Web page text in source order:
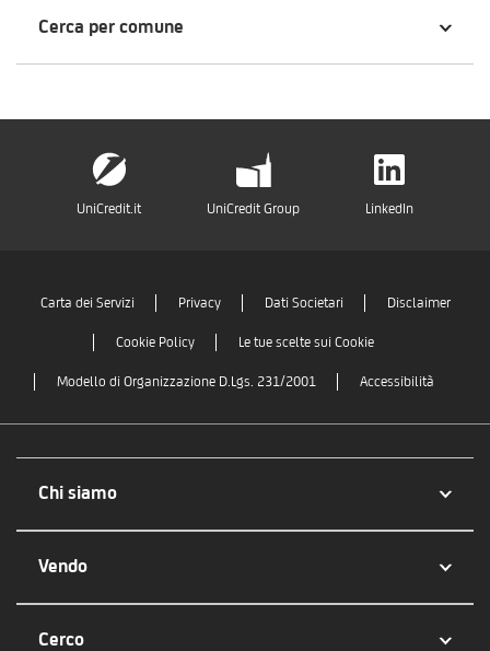
Cerca per comune
UniCredit.it UniCredit Group LinkedIn
Carta dei Servizi Privacy Dati Societari Disclaimer
Cookie Policy Le tue scelte sui Cookie
Modello di Organizzazione D.Lgs. 231/2001 Accessibilità
Chi siamo
Vendo
Cerco